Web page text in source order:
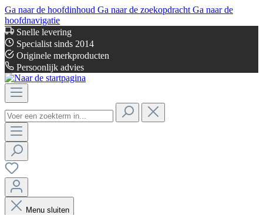
Ga naar de hoofdinhoud Ga naar de zoekopdracht Ga naar de
hoofdnavigatie
Snelle levering
Specialist sinds 2014
Originele merkproducten
Persoonlijk advies
Menu sluiten